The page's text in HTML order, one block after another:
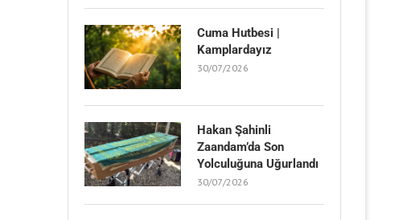
Cuma Hutbesi |
Kamplardayız
30/07/2026
Hakan Şahinli
Zaandam’da Son
Yolculuğuna Uğurlandı
30/07/2026